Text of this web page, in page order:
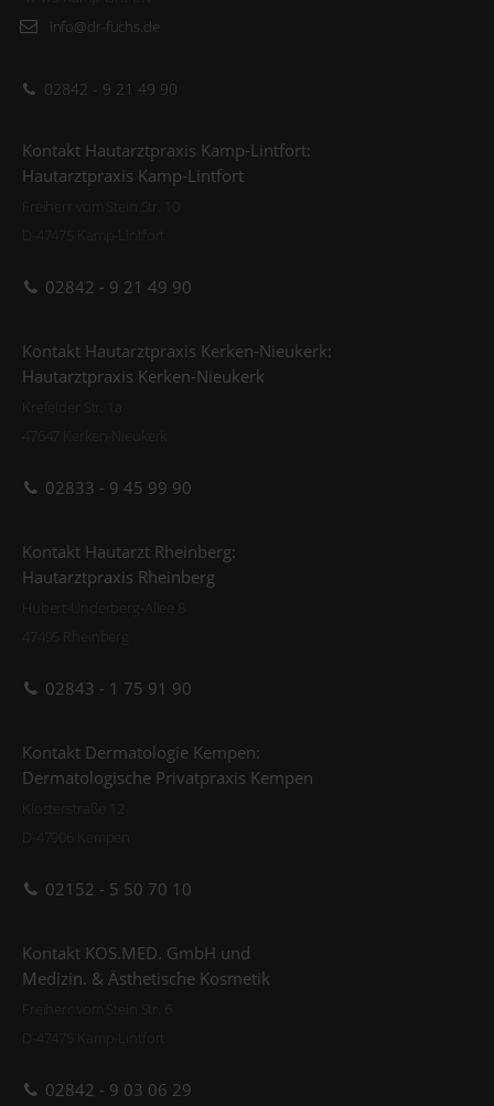
info@dr-fuchs.de
02842 - 9 21 49 90
Kontakt Hautarztpraxis Kamp-Lintfort:
Hautarztpraxis Kamp-Lintfort
02842 - 9 21 49 90
Kontakt Hautarztpraxis Kerken-Nieukerk:
Hautarztpraxis Kerken-Nieukerk
02833 - 9 45 99 90
Kontakt Hautarzt Rheinberg:
Hautarztpraxis Rheinberg
02843 - 1 75 91 90
Kontakt Dermatologie Kempen:
Dermatologische Privatpraxis Kempen
02152 - 5 50 70 10
Kontakt KOS.MED. GmbH und
Medizin. & Ästhetische Kosmetik
02842 - 9 03 06 29